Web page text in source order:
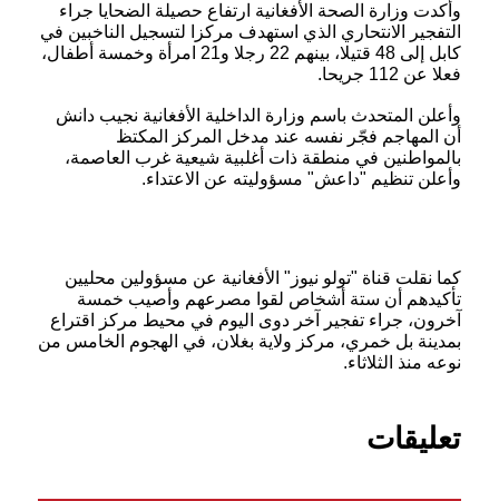
وأكدت وزارة الصحة الأفغانية ارتفاع حصيلة الضحايا جراء
التفجير الانتحاري الذي استهدف مركزا لتسجيل الناخبين في
كابل إلى 48 قتيلا، بينهم 22 رجلا و21 امرأة وخمسة أطفال،
فعلا عن 112 جريحا.
وأعلن المتحدث باسم وزارة الداخلية الأفغانية نجيب دانش
أن المهاجم فجّر نفسه عند مدخل المركز المكتظ
بالمواطنين في منطقة ذات أغلبية شيعية غرب العاصمة،
وأعلن تنظيم "داعش" مسؤوليته عن الاعتداء.
كما نقلت قناة "تولو نيوز" الأفغانية عن مسؤولين محليين
تأكيدهم أن ستة أشخاص لقوا مصرعهم وأصيب خمسة
آخرون، جراء تفجير آخر دوى اليوم في محيط مركز اقتراع
بمدينة بل خمري، مركز ولاية بغلان، في الهجوم الخامس من
نوعه منذ الثلاثاء.
تعليقات